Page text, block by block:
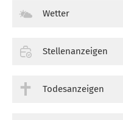
Wetter
Stellenanzeigen
Todesanzeigen